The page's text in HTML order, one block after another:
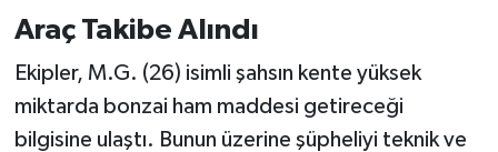
Araç Takibe Alındı
Ekipler, M.G. (26) isimli şahsın kente yüksek
miktarda bonzai ham maddesi getireceği
bilgisine ulaştı. Bunun üzerine şüpheliyi teknik ve